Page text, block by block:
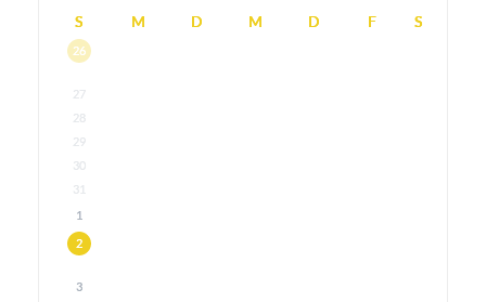
S M D M D F S
26
27
28
29
30
31
1
2
3